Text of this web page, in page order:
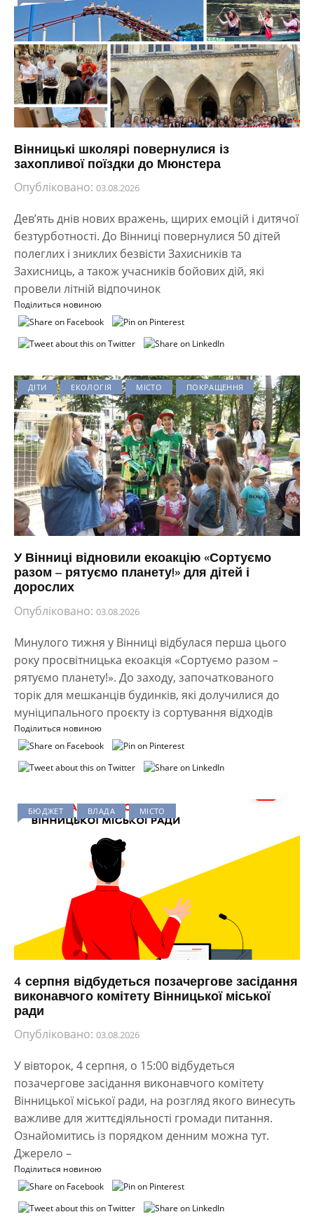
Вінницькі школярі повернулися із
захопливої поїздки до Мюнстера
Опубліковано: 03.08.2026
Дев’ять днів нових вражень, щирих емоцій і дитячої
безтурботності. До Вінниці повернулися 50 дітей
полеглих і зниклих безвісти Захисників та
Захисниць, а також учасників бойових дій, які
провели літній відпочинок
Поділиться новиною
ДІТИ ЕКОЛОГІЯ МІСТО ПОКРАЩЕННЯ
У Вінниці відновили екоакцію «Сортуємо
разом – рятуємо планету!» для дітей і
дорослих
Опубліковано: 03.08.2026
Минулого тижня у Вінниці відбулася перша цього
року просвітницька екоакція «Сортуємо разом –
рятуємо планету!». До заходу, започаткованого
торік для мешканців будинків, які долучилися до
муніципального проєкту із сортування відходів
Поділиться новиною
БЮДЖЕТ ВЛАДА МІСТО
4 серпня відбудеться позачергове засідання
виконавчого комітету Вінницької міської
ради
Опубліковано: 03.08.2026
У вівторок, 4 серпня, о 15:00 відбудеться
позачергове засідання виконавчого комітету
Вінницької міської ради, на розгляд якого винесуть
важливе для життєдіяльності громади питання.
Ознайомитись із порядком денним можна тут.
Джерело –
Поділиться новиною